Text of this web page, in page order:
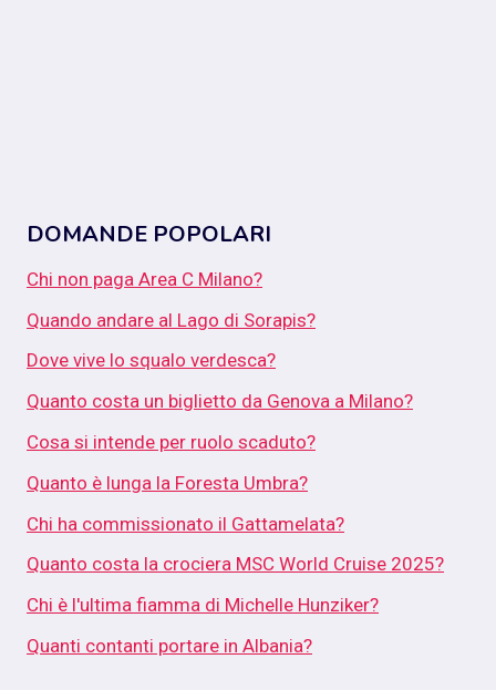
DOMANDE POPOLARI
Chi non paga Area C Milano?
Quando andare al Lago di Sorapis?
Dove vive lo squalo verdesca?
Quanto costa un biglietto da Genova a Milano?
Cosa si intende per ruolo scaduto?
Quanto è lunga la Foresta Umbra?
Chi ha commissionato il Gattamelata?
Quanto costa la crociera MSC World Cruise 2025?
Chi è l'ultima fiamma di Michelle Hunziker?
Quanti contanti portare in Albania?